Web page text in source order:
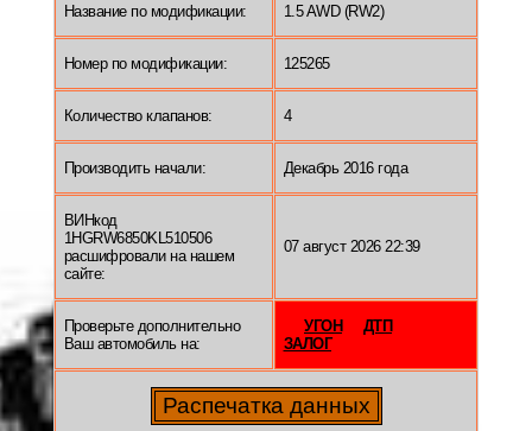
Название по модификации: 1.5 AWD (RW2)
Номер по модификации: 125265
Количество клапанов: 4
Производить начали: Декабрь 2016 года
ВИНкод
1HGRW6850KL510506
расшифровали на нашем
сайте:
07 август 2026 22:39
Проверьте дополнительно
Ваш автомобиль на:
УГОН
ДТП
ЗАЛОГ